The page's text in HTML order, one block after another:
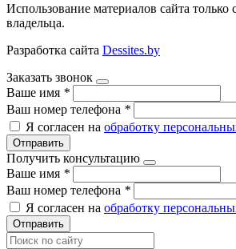
Использование материалов сайта только
владельца.
Разработка сайта Dessites.by
Заказать звонок
Ваше имя *
Ваш номер телефона *
Я согласен на обработку
Отправить
Получить консультацию
Ваше имя *
Ваш номер телефона *
Я согласен на обработку
Отправить